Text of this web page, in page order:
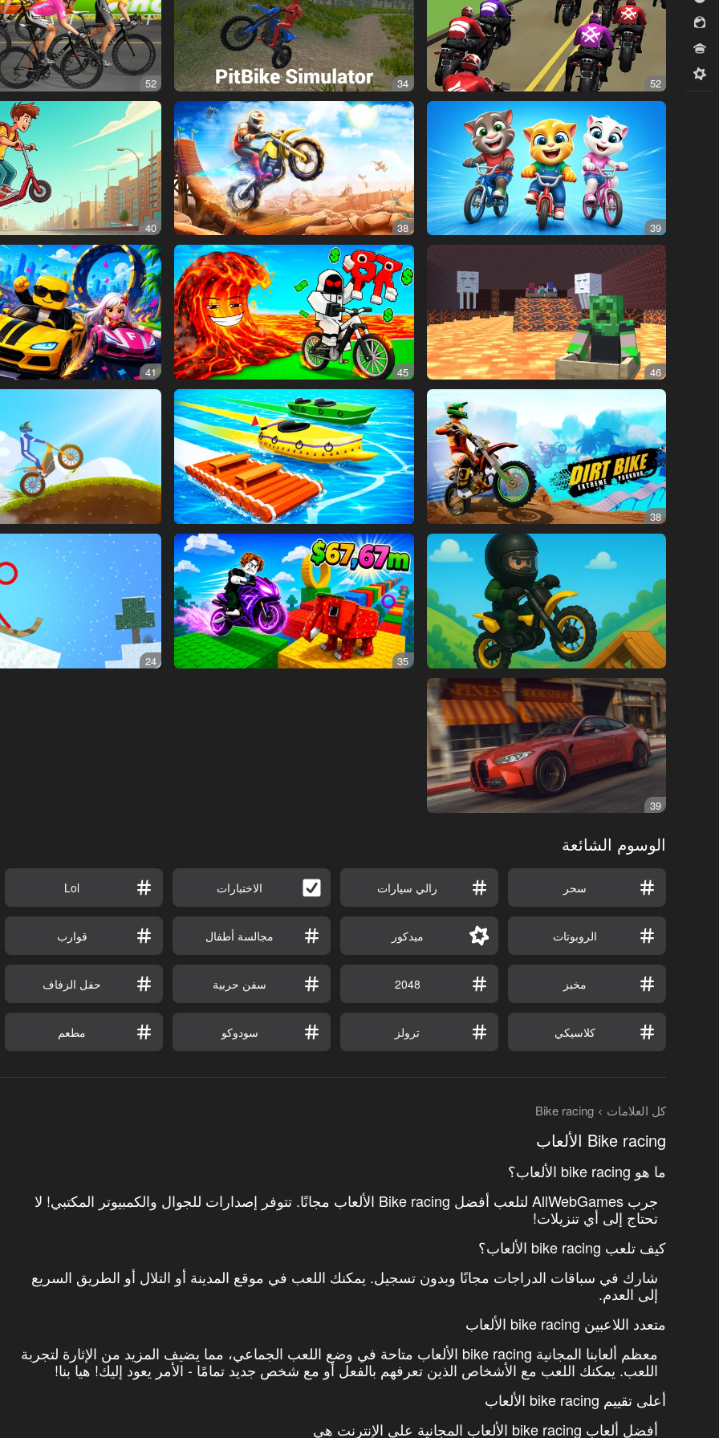
52
34
52
39
38
40
46
45
41
38
35
24
39
الوسوم الشائعة
سحر رالي سيارات الاختبارات Lol
الروبوتات ميدكور مجالسة أطفال قوارب
مخبز 2048 سفن حربية حفل الزفاف
كلاسيكي ترولز سودوكو مطعم
كل العلامات Bike racing
Bike racing الألعاب
ما هو bike racing الألعاب؟
جرب AllWebGames لتلعب أفضل Bike racing الألعاب مجانًا. تتوفر إصدارات للجوال والكمبيوتر المكتبي! لا
تحتاج إلى أي تنزيلات!
كيف تلعب bike racing الألعاب؟
شارك في سباقات الدراجات مجانًا وبدون تسجيل. يمكنك اللعب في موقع المدينة أو التلال أو الطريق السريع
إلى العدم.
متعدد اللاعبين bike racing الألعاب
معظم ألعابنا المجانية bike racing الألعاب متاحة في وضع اللعب الجماعي، مما يضيف المزيد من الإثارة لتجربة
اللعب. يمكنك اللعب مع الأشخاص الذين تعرفهم بالفعل أو مع شخص جديد تمامًا - الأمر يعود إليك! هيا بنا!
أعلى تقييم bike racing الألعاب
أفضل ألعاب bike racing الألعاب المجانية على الإنترنت هي